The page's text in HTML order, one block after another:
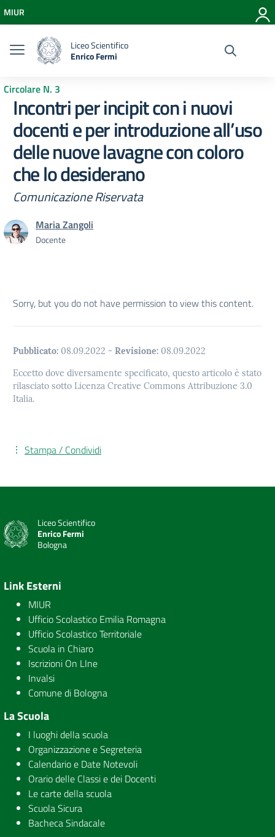
Vai al menu di navigazione
Vai al footer
MIUR
Liceo Scientifico
Enrico Fermi
Circolare N. 3
Incontri per incipit con i nuovi
docenti e per introduzione all’uso
delle nuove lavagne con coloro
che lo desiderano
Comunicazione Riservata
Maria Zangoli
Docente
Sorry, but you do not have permission to view this content.
Pubblicato: 08.09.2022 - Revisione: 08.09.2022
Eccetto dove diversamente specificato, questo articolo è stato
rilasciato sotto Licenza Creative Commons Attribuzione 3.0
Italia.
Stampa / Condividi
Liceo Scientifico
Enrico Fermi
Bologna
Link Esterni
MIUR
Ufficio Scolastico Emilia Romagna
Ufficio Scolastico Territoriale
Scuola in Chiaro
Iscrizioni On LIne
Invalsi
Comune di Bologna
La Scuola
I luoghi della scuola
Organizzazione e Segreteria
Calendario e Date Notevoli
Orario delle Classi e dei Docenti
Le carte della scuola
Scuola Sicura
Bacheca Sindacale